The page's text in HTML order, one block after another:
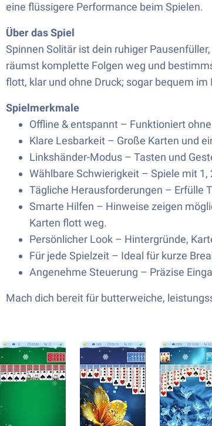
eine flüssigere Performance beim Spielen.
Über das Spiel
Spinnen Solitär ist dein ruhiger
räumst komplette Folgen weg und
flott, klar und ohne Druck; sogar bequem
Spielmerkmale
Offline & entspannt – Funktioniert
Klare Lesbarkeit – Große Karten und
Linkshänder-Modus – Tasten und
Wählbare Schwierigkeit – Spiele mit
Tägliche Herausforderungen – Erfülle
Smarte Hilfen – Hinweise zeigen
Karten flott weg.
Persönlicher Look – Hintergründe,
Für jede Spielzeit – Ideal für kurze
Angenehme Steuerung – Präzise
Mach dich bereit für butterweiche,